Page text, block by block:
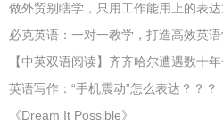
做外贸别瞎学，只用工作能用上的表
必克英语：一对一教学，打造高效英
【中英双语阅读】齐齐哈尔遭遇数十
英语写作：“手机震动”怎么表达？？？
《Dream It Possible》